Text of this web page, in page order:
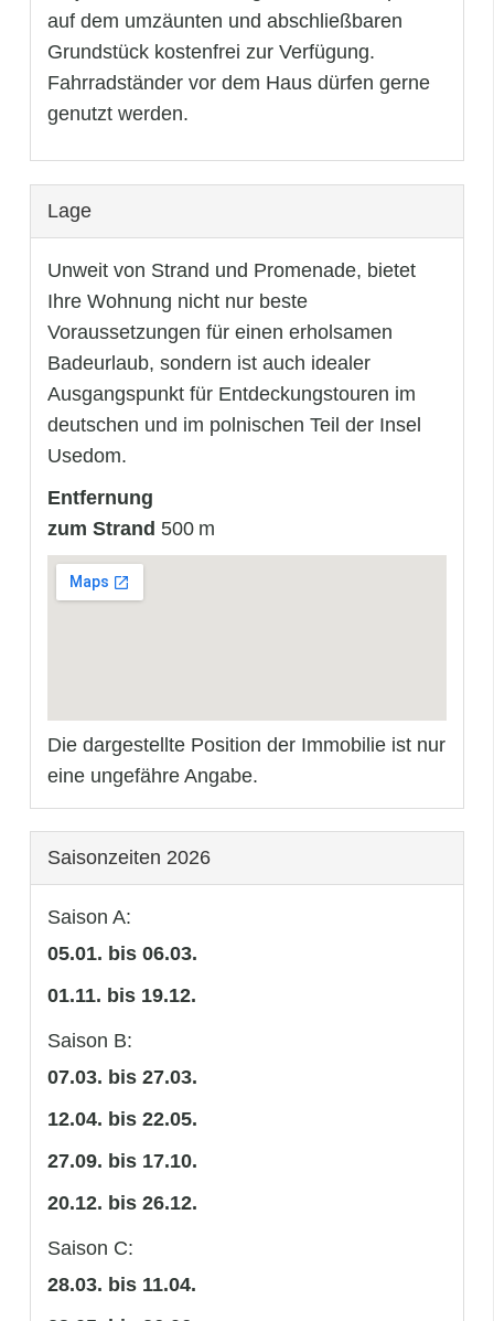
auf dem umzäunten und abschließbaren
Grundstück kostenfrei zur Verfügung.
Fahrradständer vor dem Haus dürfen gerne
genutzt werden.
Lage
Unweit von Strand und Promenade, bietet
Ihre Wohnung nicht nur beste
Voraussetzungen für einen erholsamen
Badeurlaub, sondern ist auch idealer
Ausgangspunkt für Entdeckungstouren im
deutschen und im polnischen Teil der Insel
Usedom.
Entfernung
zum Strand 500 m
Die dargestellte Position der Immobilie ist nur
eine ungefähre Angabe.
Saisonzeiten 2026
Saison A:
05.01. bis 06.03.
01.11. bis 19.12.
Saison B:
07.03. bis 27.03.
12.04. bis 22.05.
27.09. bis 17.10.
20.12. bis 26.12.
Saison C:
28.03. bis 11.04.